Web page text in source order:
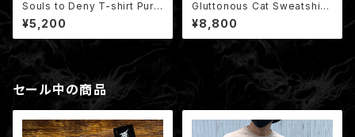
Souls to Deny T-shirt Purp
le（非売品ミニポスター付き）
¥5,200
Gluttonous Cat Sweatshirt
/ 地域の悪魔猫 クルーネックス
ウェット (裏パイル)
¥8,800
セール中の商品